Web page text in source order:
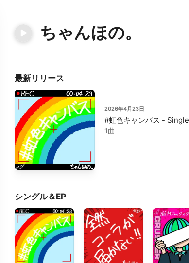
ちゃんほの。
最新リリース
2026年4月23日
#虹色キャンバス - Single
1曲
シングル＆EP